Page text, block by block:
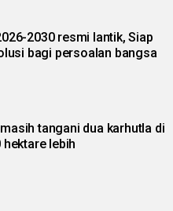
2030 resmi lantik, Siap
bagi persoalan bangsa
tangani dua karhutla di
hektare lebih